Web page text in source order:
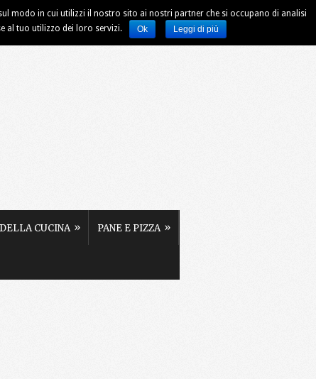
CUCINA » PANE E PIZZA »
modo in cui utilizzi il nostro sito ai nostri partner che si occupano di analisi
al tuo utilizzo dei loro servizi.
Ok Leggi di più